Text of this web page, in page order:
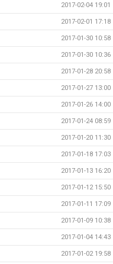
2017-02-04 19:01
2017-02-01 17:18
2017-01-30 10:58
2017-01-30 10:36
2017-01-28 20:58
2017-01-27 13:00
2017-01-26 14:00
2017-01-24 08:59
2017-01-20 11:30
2017-01-18 17:03
2017-01-13 16:20
2017-01-12 15:50
2017-01-11 17:09
2017-01-09 10:38
2017-01-04 14:43
2017-01-02 19:58